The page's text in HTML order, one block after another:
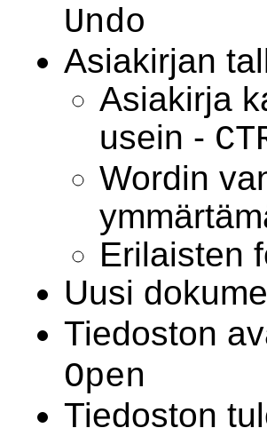
Undo
Asiakirjan
Asiakirja
usein -
Wordin
Erilaisten
Uusi
Tiedoston
Open
Tiedoston